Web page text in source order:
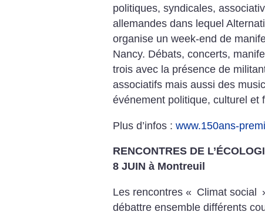
politiques, syndicales,
allemandes dans lequel
organise un week-end de
Nancy. Débats, concerts,
trois avec la présence de
associatifs mais aussi des
événement politique, culturel et
Plus d’infos : www.150ans-
RENCONTRES DE
8 JUIN à Montreuil
Les rencontres « Climat social
débattre ensemble différents